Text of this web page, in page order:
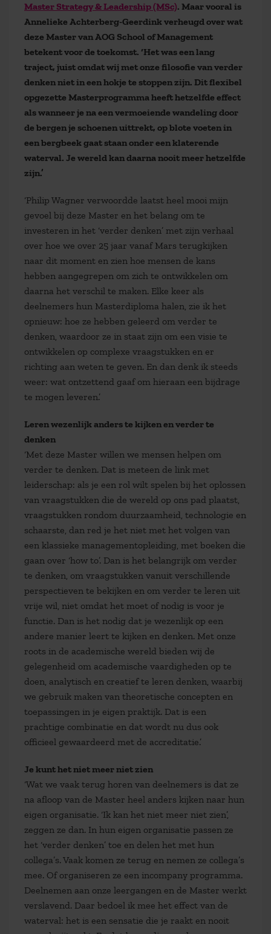
Master Strategy & Leadership (MSc). Maar vooral is
Annelieke Achterberg-Geerdink verheugd over wat
deze Master van AOG School of Management
betekent voor de toekomst. ‘Het was een lang
traject, juist omdat wij met onze filosofie van verder
denken niet in een hokje te stoppen zijn. Dit flexibel
opgezette Masterprogramma heeft hetzelfde effect
als wanneer je na een vermoeiende wandeling door
de bergen je schoenen uittrekt, op blote voeten in
een bergbeek gaat staan onder een klaterende
waterval. Je wereld kan daarna nooit meer hetzelfde
zijn.’
‘Philip Wagner verwoordde laatst heel mooi mijn
gevoel bij deze Master en het belang om te
investeren in het ‘verder denken’ met zijn verhaal
over hoe we over 25 jaar vanaf Mars terugkijken
naar dit moment en zien hoe mensen de kans
hebben aangegrepen om zich te ontwikkelen om
daarna het verschil te maken. Elke keer als
deelnemers hun Masterdiploma halen, zie ik het
opnieuw: hoe ze hebben geleerd om verder te
denken, waardoor ze in staat zijn om een visie te
ontwikkelen op complexe vraagstukken en er
richting aan weten te geven. En dan denk ik steeds
weer: wat ontzettend gaaf om hieraan een bijdrage
te mogen leveren.’
Leren wezenlijk anders te kijken en verder te
denken
‘Met deze Master willen we mensen helpen om
verder te denken. Dat is meteen de link met
leiderschap: als je een rol wilt spelen bij het oplossen
van vraagstukken die de wereld op ons pad plaatst,
vraagstukken rondom duurzaamheid, technologie en
schaarste, dan red je het niet met het volgen van
een klassieke managementopleiding, met boeken die
gaan over ‘how to’. Dan is het belangrijk om verder
te denken, om vraagstukken vanuit verschillende
perspectieven te bekijken en om verder te leren uit
vrije wil, niet omdat het moet of nodig is voor je
functie. Dan is het nodig dat je wezenlijk op een
andere manier leert te kijken en denken. Met onze
roots in de academische wereld bieden wij de
gelegenheid om academische vaardigheden op te
doen, analytisch en creatief te leren denken, waarbij
we gebruik maken van theoretische concepten en
toepassingen in je eigen praktijk. Dat is een
prachtige combinatie en dat wordt nu dus ook
officieel gewaardeerd met de accreditatie.’
Je kunt het niet meer niet zien
‘Wat we vaak terug horen van deelnemers is dat ze
na afloop van de Master heel anders kijken naar hun
eigen organisatie. ‘Ik kan het niet meer niet zien’,
zeggen ze dan. In hun eigen organisatie passen ze
het ‘verder denken’ toe en delen het met hun
collega’s. Vaak komen ze terug en nemen ze collega’s
mee. Of organiseren ze een incompany programma.
Deelnemen aan onze leergangen en de Master werkt
verslavend. Daar bedoel ik mee het effect van de
waterval: het is een sensatie die je raakt en nooit